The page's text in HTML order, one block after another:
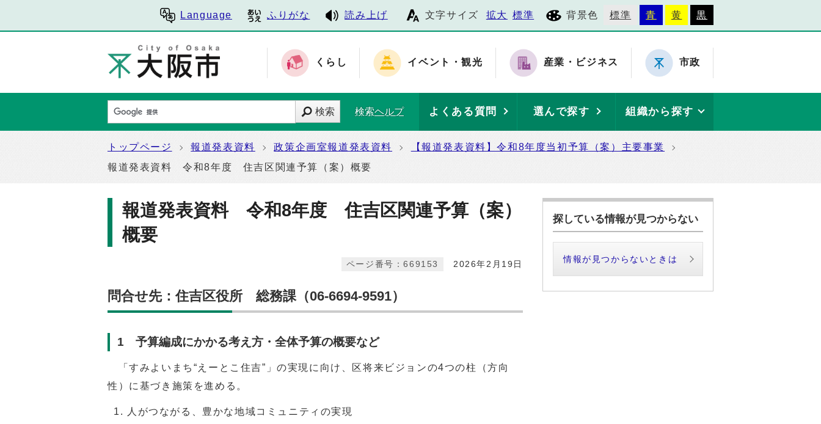
Language ふりがな 読み上げ 文字サイズ 拡大 標準 背景色 標準 青 黄 黒
くらし イベント・観光 産業・ビジネス 市政
検索 検索ヘルプ よくある質問 選んで探す 組織から探す
トップページ 報道発表資料 政策企画室報道発表資料
【報道発表資料】令和8年度当初予算（案）主要事業
報道発表資料 令和8年度 住吉区関連予算（案）概要
報道発表資料 令和8年度 住吉区関連予算（案）
概要
2026年2月19日
ページ番号：669153
問合せ先：住吉区役所 総務課（06-6694-9591）
1 予算編成にかかる考え方・全体予算の概要など
「すみよいまち“えーとこ住吉”」の実現に向け、区将来ビジョンの4つの柱（方向
性）に基づき施策を進める。
人がつながる、豊かな地域コミュニティの実現
探している情報が見つからない
情報が見つからないときは